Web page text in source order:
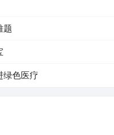
题
绿色医疗